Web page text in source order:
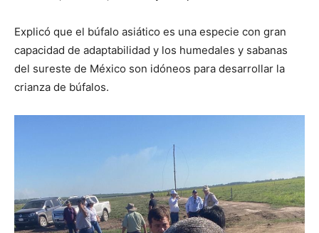
Explicó que el búfalo asiático es una especie con gran
capacidad de adaptabilidad y los humedales y sabanas
del sureste de México son idóneos para desarrollar la
crianza de búfalos.